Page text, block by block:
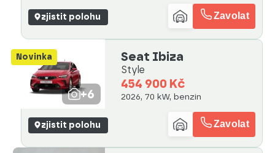
zjistit polohu Zavolat
Novinka
+6
Seat Ibiza
Style
454 900 Kč
2026, 70 kW, benzin
zjistit polohu Zavolat